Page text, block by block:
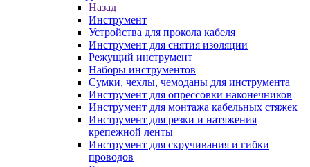
Назад
Инструмент
Устройства для прокола кабеля
Инструмент для снятия изоляции
Режущий инструмент
Наборы инструментов
Сумки, чехлы, чемоданы для инструмента
Инструмент для опрессовки наконечников
Инструмент для монтажа кабельных стяжек
Инструмент для резки и натяжения
крепежной ленты
Инструмент для скручивания и гибки
проводов